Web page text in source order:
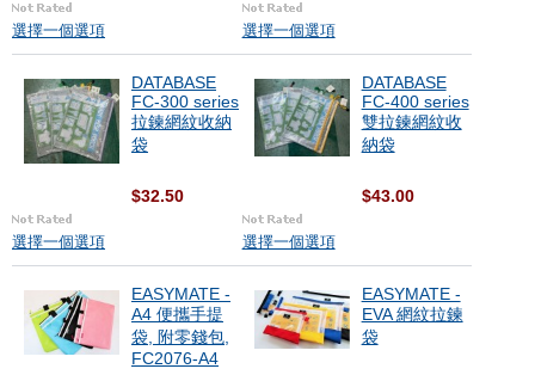
選擇一個選項 選擇一個選項
DATABASE
FC-300 series
拉鍊網紋收納
袋
$32.50
選擇一個選項
DATABASE
FC-400 series
雙拉鍊網紋收
納袋
$43.00
選擇一個選項
EASYMATE -
A4 便攜手提
袋, 附零錢包,
FC2076-A4
EASYMATE -
EVA 網紋拉鍊
袋